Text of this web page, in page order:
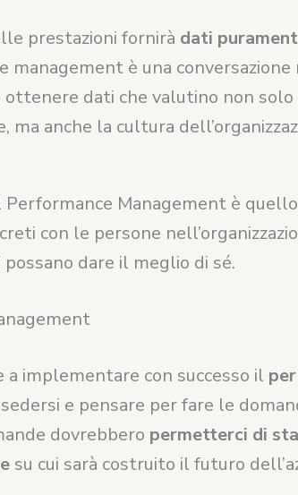
prestazioni fornirà dati
management è una
ottenere dati che valutino non
ma anche la cultura
Performance Management è
con le persone
dare il meglio di sé.
a implementare con successo il
e pensare per fare le
dovrebbero permetterci di
su cui sarà costruito il futuro